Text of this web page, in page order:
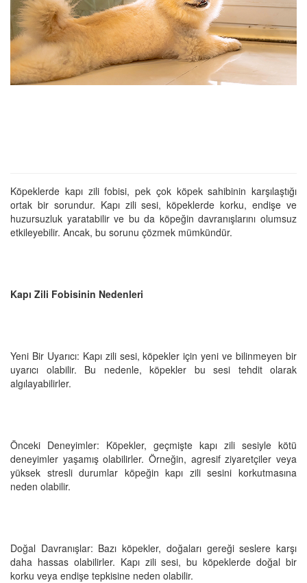
Köpeklerde kapı zili fobisi, pek çok köpek sahibinin karşılaştığı
ortak bir sorundur. Kapı zili sesi, köpeklerde korku, endişe ve
huzursuzluk yaratabilir ve bu da köpeğin davranışlarını olumsuz
etkileyebilir. Ancak, bu sorunu çözmek mümkündür.
Kapı Zili Fobisinin Nedenleri
Yeni Bir Uyarıcı: Kapı zili sesi, köpekler için yeni ve bilinmeyen bir
uyarıcı olabilir. Bu nedenle, köpekler bu sesi tehdit olarak
algılayabilirler.
Önceki Deneyimler: Köpekler, geçmişte kapı zili sesiyle kötü
deneyimler yaşamış olabilirler. Örneğin, agresif ziyaretçiler veya
yüksek stresli durumlar köpeğin kapı zili sesini korkutmasına
neden olabilir.
Doğal Davranışlar: Bazı köpekler, doğaları gereği seslere karşı
daha hassas olabilirler. Kapı zili sesi, bu köpeklerde doğal bir
korku veya endişe tepkisine neden olabilir.